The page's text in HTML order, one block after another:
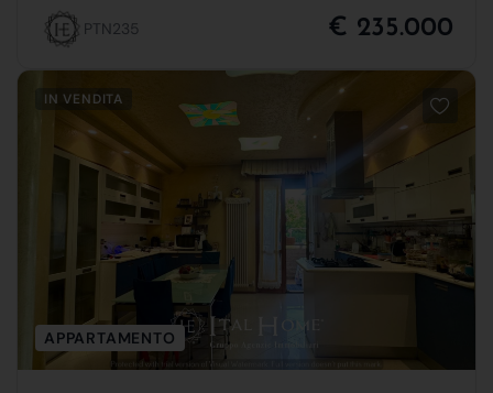
PTN235 € 235.000
IN VENDITA
APPARTAMENTO